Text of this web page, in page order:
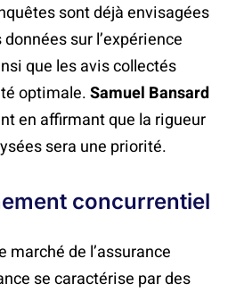
sont déjà envisagées
sur l’expérience
que les avis collectés
optimale.Samuel Bansard
en affirmant que la rigueur
sera une priorité.
concurrentiel
de l’assurance
se caractérise par des